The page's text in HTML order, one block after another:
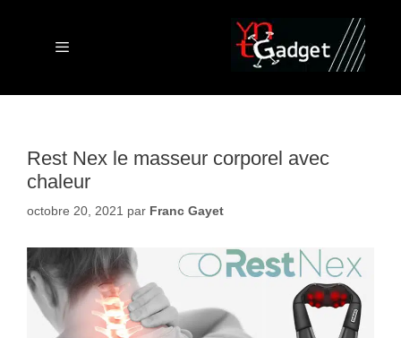
Menu
Rest Nex le masseur corporel avec
chaleur
octobre 20, 2021 par Franc Gayet